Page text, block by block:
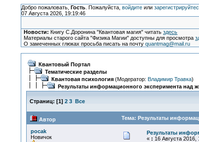
Добро пожаловать, Гость. Пожалуйста, войдитеили
07 Августа 2026, 19:19:46
Новости: Книгу С.Доронина "Квантовая магия" читатьздесь
Материалы старого сайта "Физика Магии" доступны для просмотра
О замеченных глюках просьба писать на почтуquantmag@mail.ru
Квантовый Портал
Тематические разделы
Квантовая психология(Модератор: Владимир Травка)
Результаты информационного эксперимента над
Страниц: [1] 2 3 Все
Автор Тема: Результаты
pocak
Новичок
Результаты
« : 16 Августа 2016,